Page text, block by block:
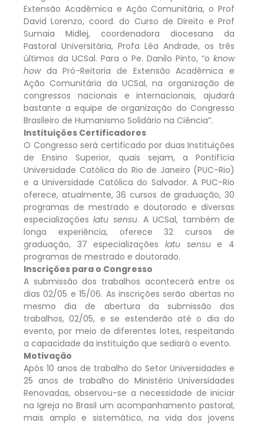
Extensão Acadêmica e Ação Comunitária, o Prof
David Lorenzo, coord. do Curso de Direito e Prof
Sumaia Midlej, coordenadora diocesana da
Pastoral Universitária, Profa Léa Andrade, os três
últimos da UCSal. Para o Pe. Danilo Pinto, “o know
how da Pró-Reitoria de Extensão Acadêmica e
Ação Comunitária da UCSal, na organização de
congressos nacionais e internacionais, ajudará
bastante a equipe de organização do Congresso
Brasileiro de Humanismo Solidário na Ciência”.
Instituições Certificadores
O Congresso será certificado por duas Instituições
de Ensino Superior, quais sejam, a Pontifícia
Universidade Católica do Rio de Janeiro (PUC-Rio)
e a Universidade Católica do Salvador. A PUC-Rio
oferece, atualmente, 36 cursos de graduação, 30
programas de mestrado e doutorado e diversas
especializaçõeslatu sensu. A UCSal, também de
longa experiência, oferece 32 cursos de
graduação, 37 especializações latu sensue 4
programas de mestrado e doutorado.
Inscrições para o Congresso
A submissão dos trabalhos acontecerá entre os
dias 02/05 e 15/06. As inscrições serão abertas no
mesmo dia de abertura da submissão dos
trabalhos, 02/05, e se estenderão até o dia do
evento, por meio de diferentes lotes, respeitando
a capacidade da instituição que sediará o evento.
Motivação
Após 10 anos de trabalho do Setor Universidades e
25 anos de trabalho do Ministério Universidades
Renovadas, observou-se a necessidade de iniciar
na Igreja no Brasil um acompanhamento pastoral,
mais amplo e sistemático, na vida dos jovens